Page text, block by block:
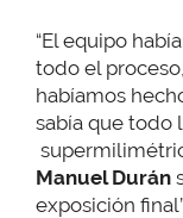
“El equipo
todo el
habíamos
sabía que todo
Manuel Durán
exposición